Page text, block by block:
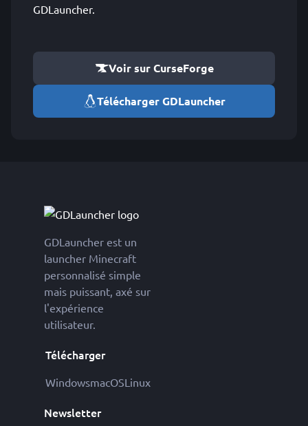
GDLauncher.
Voir sur CurseForge
Télécharger GDLauncher
GDLauncher est un
launcher Minecraft
personnalisé simple
mais puissant, axé sur
l'expérience
utilisateur.
Télécharger
WindowsmacOSLinux
Newsletter